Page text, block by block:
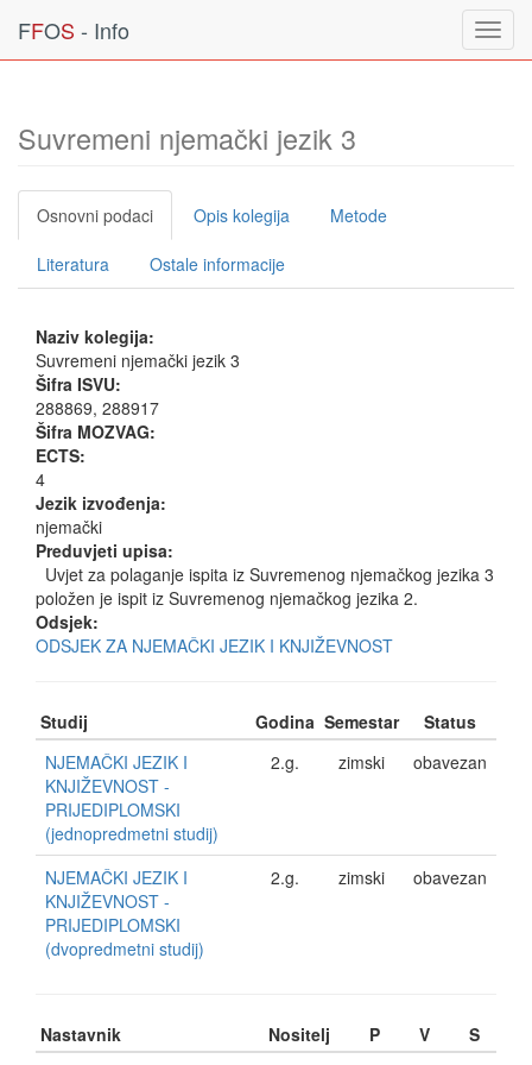
FFOS - Info
Suvremeni njemački jezik 3
Osnovni podaci Opis kolegija Metode
Literatura Ostale informacije
Naziv kolegija:
Suvremeni njemački jezik 3
Šifra ISVU:
288869, 288917
Šifra MOZVAG:
ECTS:
4
Jezik izvođenja:
njemački
Preduvjeti upisa:
Uvjet za polaganje ispita iz Suvremenog njemačkog jezika 3
položen je ispit iz Suvremenog njemačkog jezika 2.
Odsjek:
ODSJEK ZA NJEMAČKI JEZIK I KNJIŽEVNOST
Studij Godina Semestar
Status
NJEMAČKI JEZIK I
KNJIŽEVNOST -
PRIJEDIPLOMSKI
(jednopredmetni studij)
2.g. zimski obavezan
NJEMAČKI JEZIK I
KNJIŽEVNOST -
PRIJEDIPLOMSKI
(dvopredmetni studij)
2.g. zimski obavezan
Nastavnik Nositelj P V
S